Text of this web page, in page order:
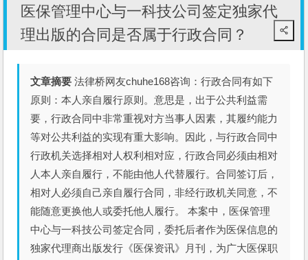
医保管理中心与一科技公司签定独家代
理出版的合同是否属于行政合同？
文章摘要 法律桥网友chuhe168咨询：行政合同有如下
原则：本人亲自履行原则。意思是，出于公共利益需
要，行政合同中非常重视对方当事人因素，其履约能力
等对公共利益的实现有重大影响。因此，与行政合同中
行政机关选择相对人权利相对应，行政合同必须由相对
人本人亲自履行，不能由他人代替履行。合同签订后，
相对人必须自己亲自履行合同，非经行政机关同意，不
能随意更换他人或委托他人履行。 本案中，医保管理
中心与一科技公司签定合同，委托后者作为医保信息的
独家代理商出版发行《医保资讯》月刊，为广大医保职